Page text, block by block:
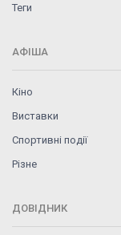
Теги
АФІША
Кіно
Виставки
Спортивні події
Різне
ДОВІДНИК